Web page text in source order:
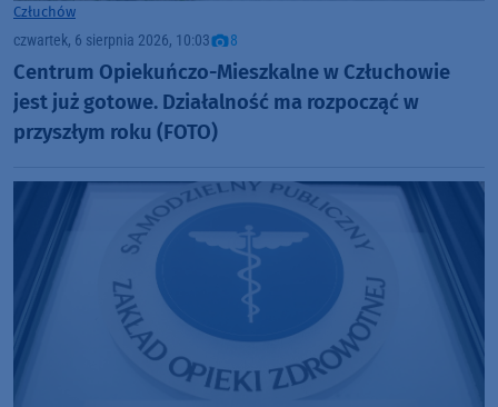
Człuchów
czwartek, 6 sierpnia 2026, 10:03 8
Centrum Opiekuńczo-Mieszkalne w Człuchowie
jest już gotowe. Działalność ma rozpocząć w
przyszłym roku (FOTO)